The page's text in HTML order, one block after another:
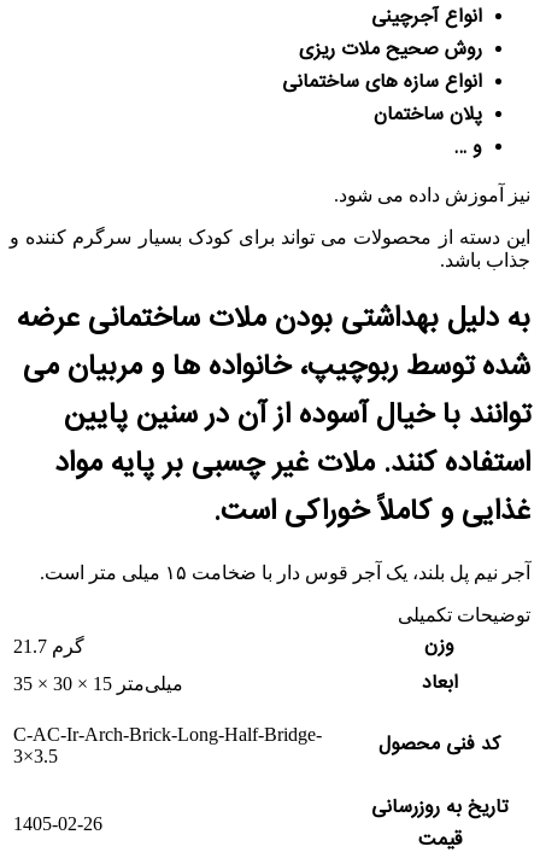
انواع آجرچینی
روش صحیح ملات ریزی
انواع سازه های ساختمانی
پلان ساختمان
و …
نیز آموزش داده می شود.
این دسته از محصولات می تواند برای کودک بسیار سرگرم کننده و
جذاب باشد.
به دلیل بهداشتی بودن ملات ساختمانی عرضه
شده توسط ربوچیپ، خانواده ها و مربیان می
توانند با خیال آسوده از آن در سنین پایین
استفاده کنند. ملات غیر چسبی بر پایه مواد
غذایی و کاملاً خوراکی است.
آجر نیم پل بلند، یک آجر قوس دار با ضخامت ۱۵ میلی متر است.
توضیحات تکمیلی
وزن 21.7 گرم
ابعاد 35 × 30 × 15 میلی‌متر
کد فنی محصول
C-AC-Ir-Arch-Brick-Long-Half-Bridge-
3×3.5
تاریخ به روزرسانی
قیمت
1405-02-26